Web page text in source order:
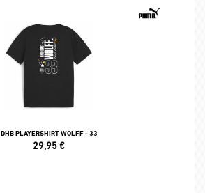
DHB PLAYERSHIRT WOLFF - 33
29,95€